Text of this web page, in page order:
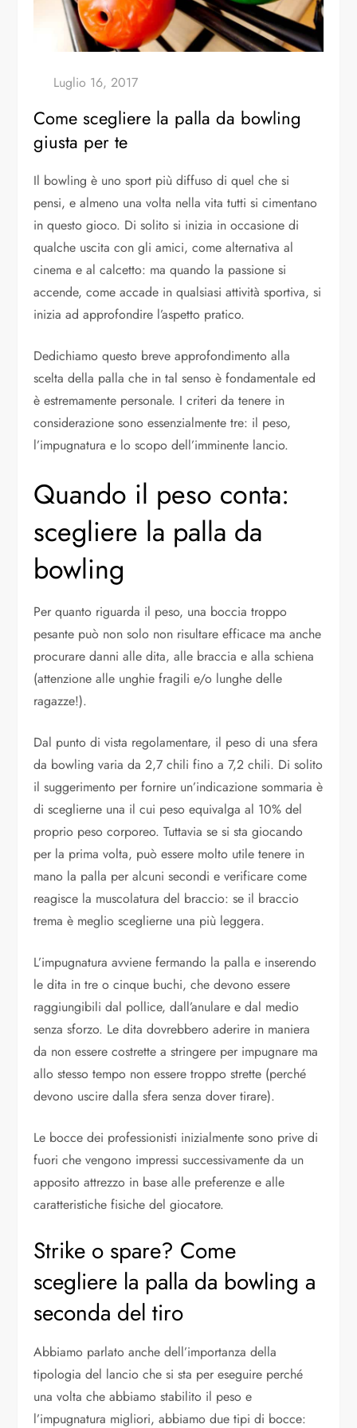
Come scegliere la palla da bowling
giusta per te
Il bowling è uno sport più diffuso di quel che si
pensi, e almeno una volta nella vita tutti si cimentano
in questo gioco. Di solito si inizia in occasione di
qualche uscita con gli amici, come alternativa al
cinema e al calcetto: ma quando la passione si
accende, come accade in qualsiasi attività sportiva, si
inizia ad approfondire l’aspetto pratico.
Dedichiamo questo breve approfondimento alla
scelta della palla che in tal senso è fondamentale ed
è estremamente personale. I criteri da tenere in
considerazione sono essenzialmente tre: il peso,
l’impugnatura e lo scopo dell’imminente lancio.
Quando il peso conta:
scegliere la palla da
bowling
Per quanto riguarda il peso, una boccia troppo
pesante può non solo non risultare efficace ma anche
procurare danni alle dita, alle braccia e alla schiena
(attenzione alle unghie fragili e/o lunghe delle
ragazze!).
Dal punto di vista regolamentare, il peso di una sfera
da bowling varia da 2,7 chili fino a 7,2 chili. Di solito
il suggerimento per fornire un’indicazione sommaria è
di sceglierne una il cui peso equivalga al 10% del
proprio peso corporeo. Tuttavia se si sta giocando
per la prima volta, può essere molto utile tenere in
mano la palla per alcuni secondi e verificare come
reagisce la muscolatura del braccio: se il braccio
trema è meglio sceglierne una più leggera.
L’impugnatura avviene fermando la palla e inserendo
le dita in tre o cinque buchi, che devono essere
raggiungibili dal pollice, dall’anulare e dal medio
senza sforzo. Le dita dovrebbero aderire in maniera
da non essere costrette a stringere per impugnare ma
allo stesso tempo non essere troppo strette (perché
devono uscire dalla sfera senza dover tirare).
Le bocce dei professionisti inizialmente sono prive di
fuori che vengono impressi successivamente da un
apposito attrezzo in base alle preferenze e alle
caratteristiche fisiche del giocatore.
Strike o spare? Come
scegliere la palla da bowling a
seconda del tiro
Abbiamo parlato anche dell’importanza della
tipologia del lancio che si sta per eseguire perché
una volta che abbiamo stabilito il peso e
l’impugnatura migliori, abbiamo due tipi di bocce: